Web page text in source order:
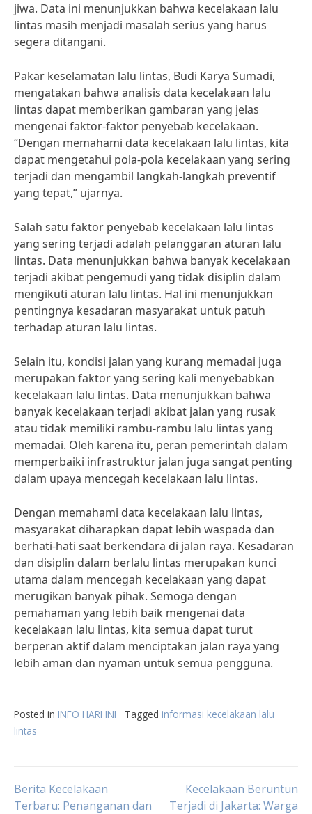
jiwa. Data ini menunjukkan bahwa kecelakaan lalu
lintas masih menjadi masalah serius yang harus
segera ditangani.
Pakar keselamatan lalu lintas, Budi Karya Sumadi,
mengatakan bahwa analisis data kecelakaan lalu
lintas dapat memberikan gambaran yang jelas
mengenai faktor-faktor penyebab kecelakaan.
“Dengan memahami data kecelakaan lalu lintas, kita
dapat mengetahui pola-pola kecelakaan yang sering
terjadi dan mengambil langkah-langkah preventif
yang tepat,” ujarnya.
Salah satu faktor penyebab kecelakaan lalu lintas
yang sering terjadi adalah pelanggaran aturan lalu
lintas. Data menunjukkan bahwa banyak kecelakaan
terjadi akibat pengemudi yang tidak disiplin dalam
mengikuti aturan lalu lintas. Hal ini menunjukkan
pentingnya kesadaran masyarakat untuk patuh
terhadap aturan lalu lintas.
Selain itu, kondisi jalan yang kurang memadai juga
merupakan faktor yang sering kali menyebabkan
kecelakaan lalu lintas. Data menunjukkan bahwa
banyak kecelakaan terjadi akibat jalan yang rusak
atau tidak memiliki rambu-rambu lalu lintas yang
memadai. Oleh karena itu, peran pemerintah dalam
memperbaiki infrastruktur jalan juga sangat penting
dalam upaya mencegah kecelakaan lalu lintas.
Dengan memahami data kecelakaan lalu lintas,
masyarakat diharapkan dapat lebih waspada dan
berhati-hati saat berkendara di jalan raya. Kesadaran
dan disiplin dalam berlalu lintas merupakan kunci
utama dalam mencegah kecelakaan yang dapat
merugikan banyak pihak. Semoga dengan
pemahaman yang lebih baik mengenai data
kecelakaan lalu lintas, kita semua dapat turut
berperan aktif dalam menciptakan jalan raya yang
lebih aman dan nyaman untuk semua pengguna.
Posted in INFO HARI INI Tagged informasi kecelakaan lalu
lintas
Post
Berita Kecelakaan
Terbaru: Penanganan dan
Kecelakaan Beruntun
Terjadi di Jakarta: Warga